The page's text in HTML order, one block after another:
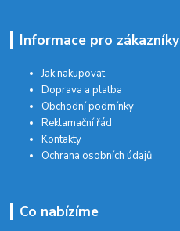
Informace pro zákazníky
Jak nakupovat
Doprava a platba
Obchodní podmínky
Reklamační řád
Kontakty
Ochrana osobních údajů
Co nabízíme